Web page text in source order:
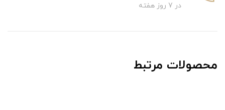
در 7 روز هفته
محصولات مرتبط